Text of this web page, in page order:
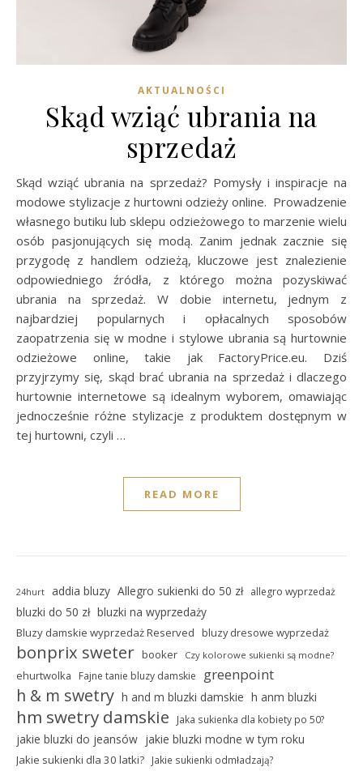
AKTUALNOŚCI
Skąd wziąć ubrania na
sprzedaż
Skąd wziąć ubrania na sprzedaż? Pomysły i inspiracje na
modowe stylizacje z hurtowni odzieży online. Prowadzenie
własnego butiku lub sklepu odzieżowego to marzenie wielu
osób pasjonujących się modą. Zanim jednak zacznie się
przygodę z handlem odzieżą, kluczowe jest znalezienie
odpowiedniego źródła, z którego można pozyskiwać
ubrania na sprzedaż. W dobie internetu, jednym z
najbardziej popularnych i opłacalnych sposobów
zaopatrzenia się w modne i stylowe ubrania są hurtownie
odzieżowe online, takie jak FactoryPrice.eu. Dziś
przyjrzymy się, skąd brać ubrania na sprzedaż i dlaczego
hurtownie internetowe są idealnym wyborem, omawiając
jednocześnie różne stylizacje z produktem dostępnym w
tej hurtowni, czyli …
READ MORE
24hurt addia bluzy Allegro sukienki do 50 zł allegro wyprzedaż
bluzki do 50 zł bluzki na wyprzedaży
Bluzy damskie wyprzedaż Reserved bluzy dresowe wyprzedaż
bonprix sweter booker Czy kolorowe sukienki są modne?
ehurtwolka Fajne tanie bluzy damskie greenpoint
h & m swetry h and m bluzki damskie h anm bluzki
hm swetry damskie Jaka sukienka dla kobiety po 50?
jakie bluzki do jeansów jakie bluzki modne w tym roku
Jakie sukienki dla 30 latki? Jakie sukienki odmładzają?